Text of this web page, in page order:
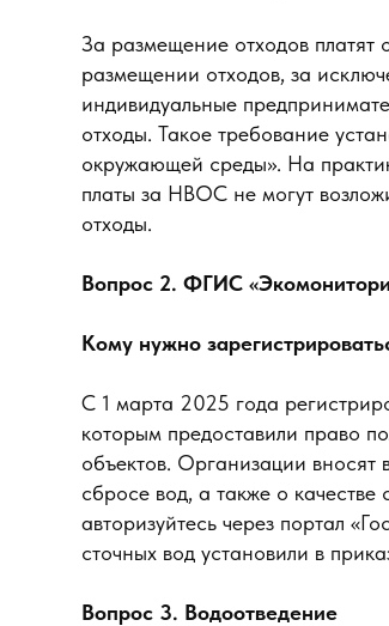
За размещение отходов платят
размещении отходов, за
индивидуальные
отходы. Такое требование
окружающей среды». На
платы за НВОС не могут
отходы.
Вопрос 2. ФГИС
Кому нужно
С 1 марта 2025 года
которым предоставили право
объектов. Организации вносят
сбросе вод, а также о
авторизуйтесь через портал
сточных вод установили в
Вопрос 3. Водоотведение